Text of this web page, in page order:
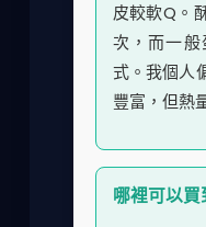
皮較軟Q。
次，而一
式。我個人
豐富，但熱
哪裡可以